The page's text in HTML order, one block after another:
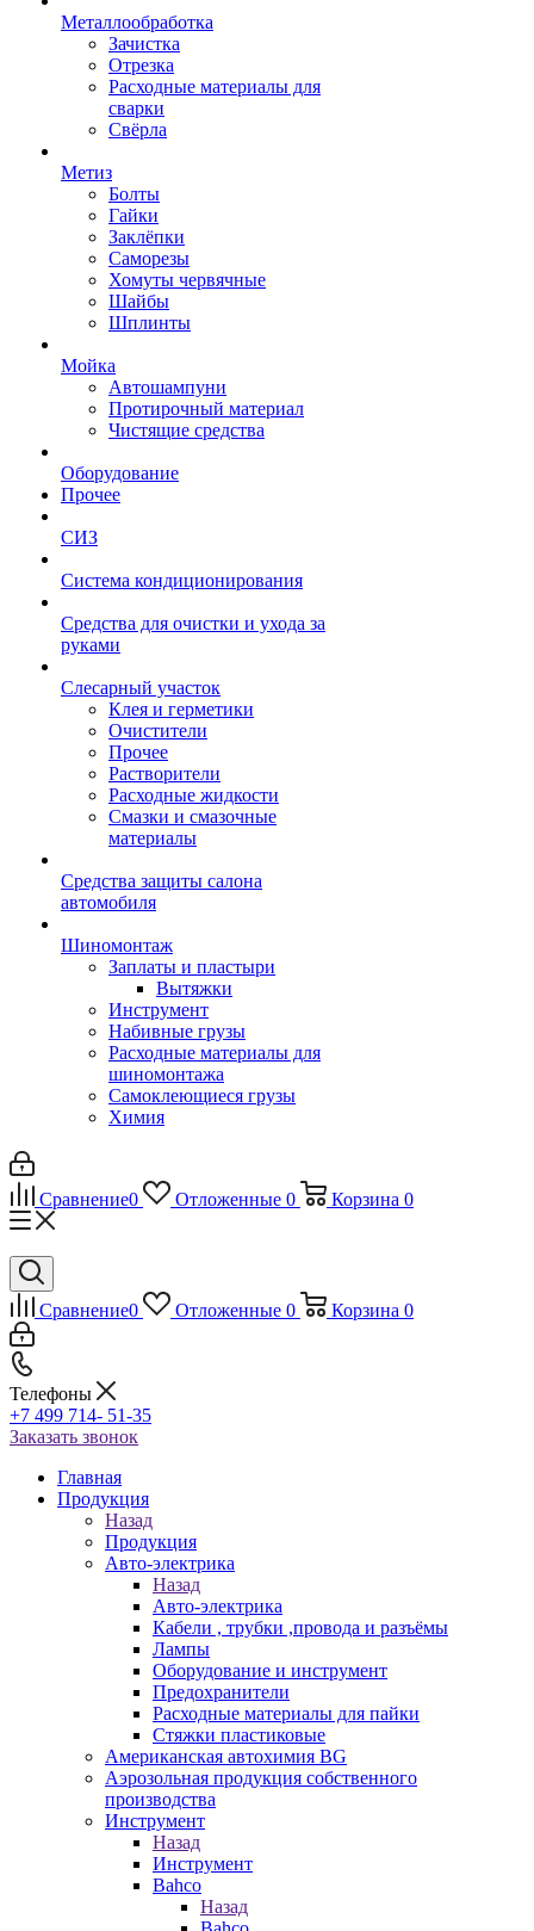
Металлообработка
Зачистка
Отрезка
Расходные материалы для
сварки
Свёрла
Метиз
Болты
Гайки
Заклёпки
Саморезы
Хомуты червячные
Шайбы
Шплинты
Мойка
Автошампуни
Протирочный материал
Чистящие средства
Оборудование
Прочее
СИЗ
Система кондиционирования
Средства для очистки и ухода за
руками
Слесарный участок
Клея и герметики
Очистители
Прочее
Растворители
Расходные жидкости
Смазки и смазочные
материалы
Средства защиты салона
автомобиля
Шиномонтаж
Заплаты и пластыри
Вытяжки
Инструмент
Набивные грузы
Расходные материалы для
шиномонтажа
Самоклеющиеся грузы
Химия
Сравнение0 Отложенные 0 Корзина 0
Сравнение0 Отложенные 0 Корзина 0
Телефоны
+7 499 714- 51-35
Заказать звонок
Главная
Продукция
Назад
Продукция
Авто-электрика
Назад
Авто-электрика
Кабели , трубки ,провода и разъёмы
Лампы
Оборудование и инструмент
Предохранители
Расходные материалы для пайки
Стяжки пластиковые
Американская автохимия BG
Аэрозольная продукция собственного
производства
Инструмент
Назад
Инструмент
Bahco
Назад